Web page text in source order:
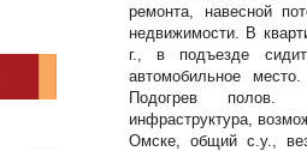
ремонта, навесной
недвижимости. В
г., в подъезде
автомобильное
Подогрев полов.
инфраструктура,
Омске, общий с.у.,